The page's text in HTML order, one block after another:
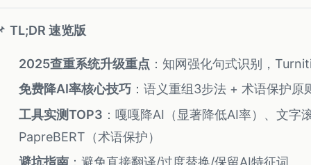
TL;DR 速览版
2025查重系统升级重点 ：知网强化句式识别，
免费降AI率核心技巧：语义重组3步法 + 术语保护原
工具实测TOP3 ：嘎嘎降AI（显著降低AI率）、文字
PapreBERT（术语保护）
避坑指南：避免直接翻译/过度替换/保留AI特征词